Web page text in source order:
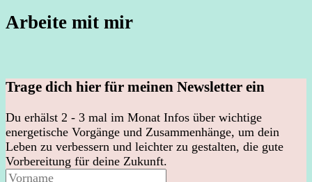
Arbeite mit mir
Trage dich hier für meinen Newsletter ein
Du erhälst 2 - 3 mal im Monat Infos über wichtige
energetische Vorgänge und Zusammenhänge, um dein
Leben zu verbessern und leichter zu gestalten, die gute
Vorbereitung für deine Zukunft.